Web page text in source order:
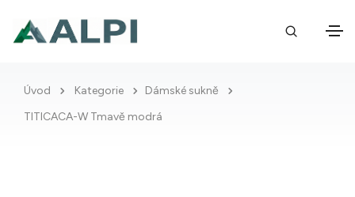
Úvod Kategorie
Dámské sukně
TITICACA-W Tmavě modrá